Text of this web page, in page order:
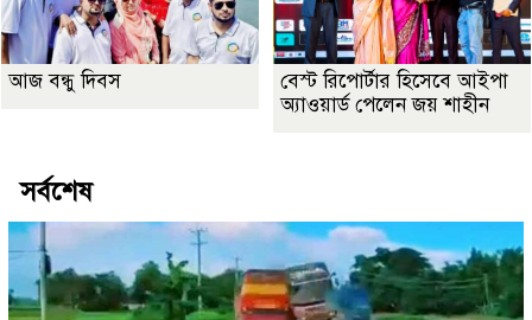
আজ বন্ধু দিবস
বেস্ট রিপোর্টার হিসেবে আইপা
অ্যাওয়ার্ড পেলেন জয় শাহীন
সর্বশেষ